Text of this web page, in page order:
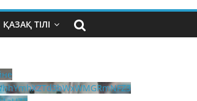
ҚАЗАҚ ТІЛІ